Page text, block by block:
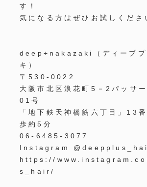
す！
気になる方はぜひお試しくださ
deep+nakazaki（ディーププ
キ）
〒530-0022
大阪市北区浪花町5－2パッサ
01号
「地下鉄天神橋筋六丁目」13
歩約5分
06-6485-3077
Instagram
https://
s_hair/